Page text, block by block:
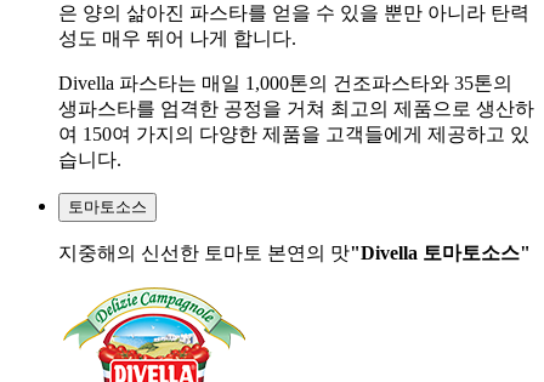
은 양의 삶아진 파스타를 얻을 수 있을 뿐만 아니라 탄력
성도 매우 뛰어 나게 합니다.
Divella 파스타는 매일 1,000톤의 건조파스타와 35톤의
생파스타를 엄격한 공정을 거쳐 최고의 제품으로 생산하
여 150여 가지의 다양한 제품을 고객들에게 제공하고 있
습니다.
토마토소스
지중해의 신선한 토마토 본연의 맛"Divella 토마토소스"